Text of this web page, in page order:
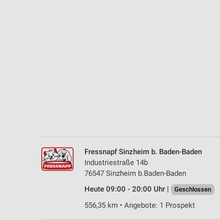
Fressnapf Sinzheim b. Baden-Baden
Industriestraße 14b
76547 Sinzheim b.Baden-Baden
Heute 09:00 - 20:00 Uhr |
Geschlossen
556,35 km • Angebote: 1 Prospekt
Notwendig